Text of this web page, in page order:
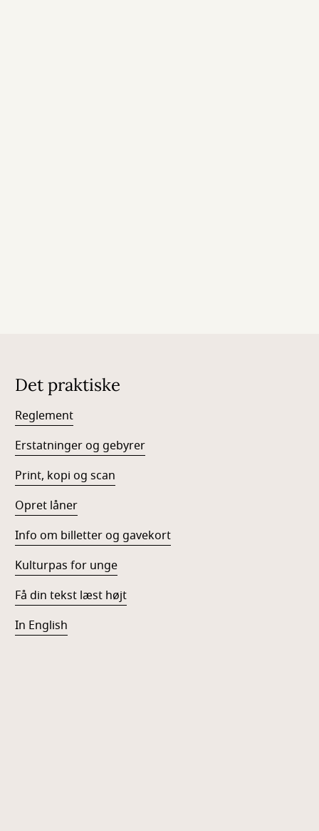
Det praktiske
Reglement
Erstatninger og gebyrer
Print, kopi og scan
Opret låner
Info om billetter og gavekort
Kulturpas for unge
Få din tekst læst højt
In English